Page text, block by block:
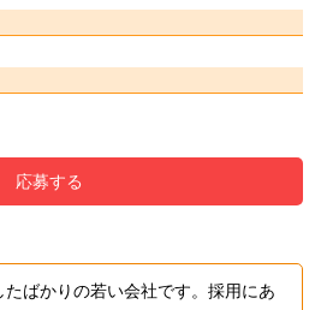
応募する
ばかりの若い会社です。採用にあ